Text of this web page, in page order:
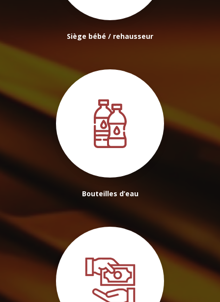
Siège bébé / rehausseur
Bouteilles d’eau